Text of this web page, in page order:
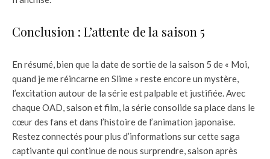
Conclusion : L’attente de la saison 5
En résumé, bien que la date de sortie de la saison 5 de « Moi,
quand je me réincarne en Slime » reste encore un mystère,
l’excitation autour de la série est palpable et justifiée. Avec
chaque OAD, saison et film, la série consolide sa place dans le
cœur des fans et dans l’histoire de l’animation japonaise.
Restez connectés pour plus d’informations sur cette saga
captivante qui continue de nous surprendre, saison après